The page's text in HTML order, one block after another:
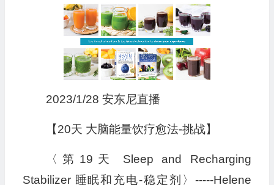
2023/1/28 安东尼直播
【20天 大脑能量饮疗愈法-挑战】
〈第19天 Sleep and Recharging
Stabilizer 睡眠和充电-稳定剂〉-----Helene